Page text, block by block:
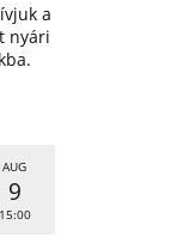
a
nyári
AUG
9
15:00